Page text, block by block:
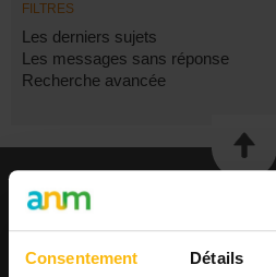
Consentement Détails
FILTRES
Les derniers sujets
Les messages sans réponse
Recherche avancée
Consulter